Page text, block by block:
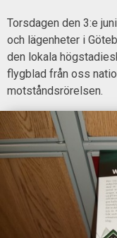
Torsdagen den 3:e
och lägenheter i
den lokala
flygblad från oss
motståndsrörelsen.